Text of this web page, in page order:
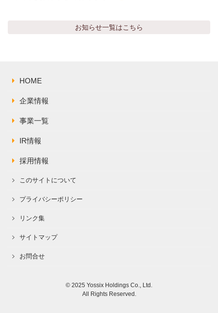
海老どて食堂
株主通信
株主総会関連資料
電子公告
FAQ
IRお問い合わせ
お知らせ一覧はこちら
HOME
企業情報
事業一覧
IR情報
採用情報
このサイトについて
プライバシーポリシー
リンク集
サイトマップ
お問合せ
© 2025 Yossix Holdings Co., Ltd.
All Rights Reserved.